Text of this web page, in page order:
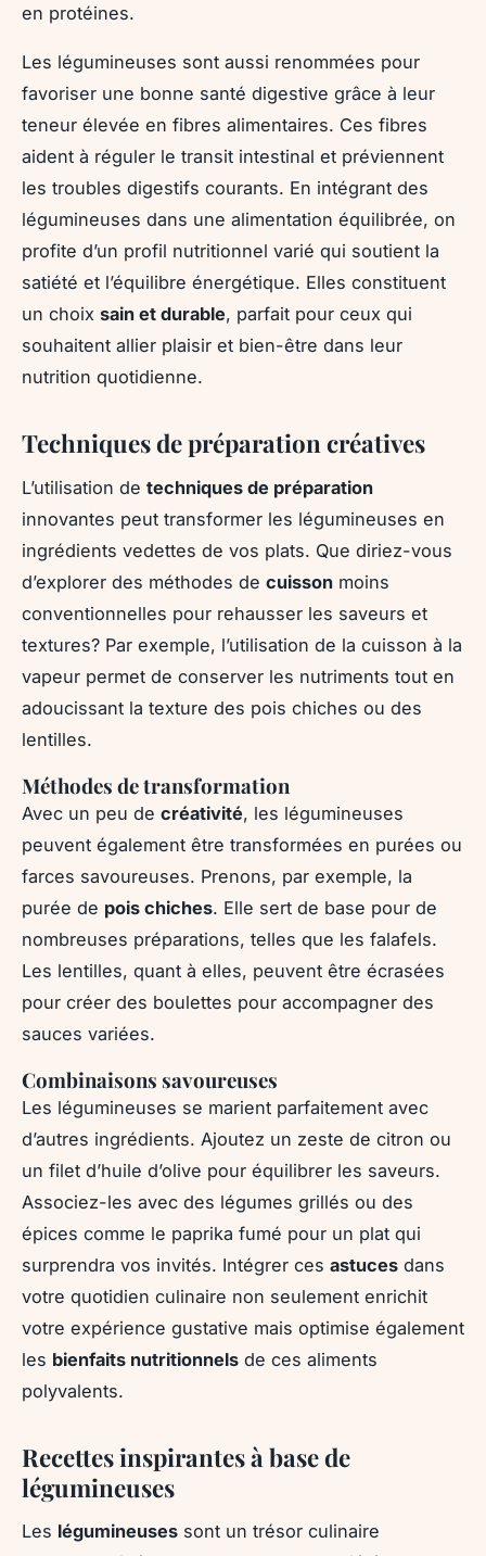
en protéines.
Les légumineuses sont aussi renommées pour
favoriser une bonne santé digestive grâce à leur
teneur élevée en fibres alimentaires. Ces fibres
aident à réguler le transit intestinal et préviennent
les troubles digestifs courants. En intégrant des
légumineuses dans une alimentation équilibrée, on
profite d’un profil nutritionnel varié qui soutient la
satiété et l’équilibre énergétique. Elles constituent
un choix sain et durable, parfait pour ceux qui
souhaitent allier plaisir et bien-être dans leur
nutrition quotidienne.
Techniques de préparation créatives
L’utilisation de techniques de préparation
innovantes peut transformer les légumineuses en
ingrédients vedettes de vos plats. Que diriez-vous
d’explorer des méthodes de cuisson moins
conventionnelles pour rehausser les saveurs et
textures? Par exemple, l’utilisation de la cuisson à la
vapeur permet de conserver les nutriments tout en
adoucissant la texture des pois chiches ou des
lentilles.
Méthodes de transformation
Avec un peu de créativité, les légumineuses
peuvent également être transformées en purées ou
farces savoureuses. Prenons, par exemple, la
purée de pois chiches. Elle sert de base pour de
nombreuses préparations, telles que les falafels.
Les lentilles, quant à elles, peuvent être écrasées
pour créer des boulettes pour accompagner des
sauces variées.
Combinaisons savoureuses
Les légumineuses se marient parfaitement avec
d’autres ingrédients. Ajoutez un zeste de citron ou
un filet d’huile d’olive pour équilibrer les saveurs.
Associez-les avec des légumes grillés ou des
épices comme le paprika fumé pour un plat qui
surprendra vos invités. Intégrer ces astuces dans
votre quotidien culinaire non seulement enrichit
votre expérience gustative mais optimise également
les bienfaits nutritionnels de ces aliments
polyvalents.
Recettes inspirantes à base de
légumineuses
Les légumineuses sont un trésor culinaire